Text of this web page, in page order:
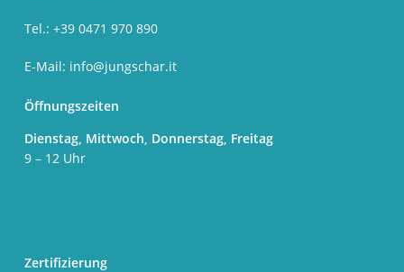
Tel.: +39 0471 970 890
E-Mail: info@jungschar.it
Öffnungszeiten
Dienstag, Mittwoch, Donnerstag, Freitag
9 – 12 Uhr
Zertifizierung